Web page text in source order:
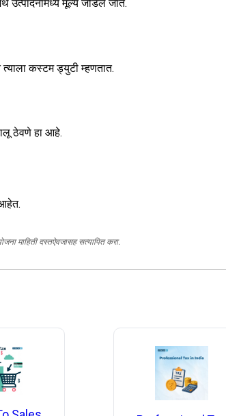
उत्पादनामध्ये मूल्य जोडले जाते.
कस्टम ड्युटी म्हणतात.
ठेवणे हा आहे.
माहिती दस्तऐवजासह सत्यापित करा.